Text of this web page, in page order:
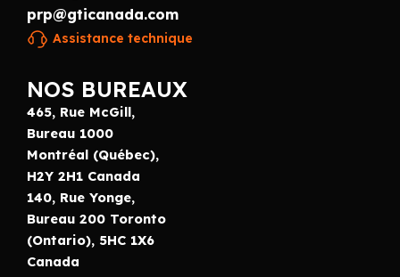
prp@gticanada.com
Assistance technique
NOS BUREAUX
465, Rue McGill,
Bureau 1000
Montréal (Québec),
H2Y 2H1 Canada
140, Rue Yonge,
Bureau 200 Toronto
(Ontario), 5HC 1X6
Canada